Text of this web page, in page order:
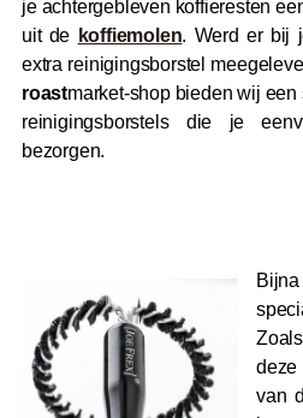
je achtergebleven koffieresten
uit de koffiemolen. Werd er bij
extra reinigingsborstel
roastmarket-shop bieden wij
reinigingsborstels die je
bezorgen.
deze
van